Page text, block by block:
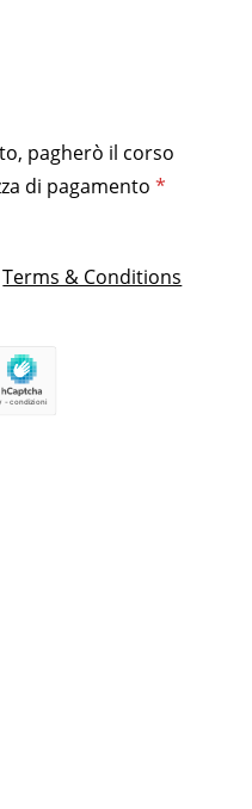
pagherò il corso
di pagamento
Terms & Conditions